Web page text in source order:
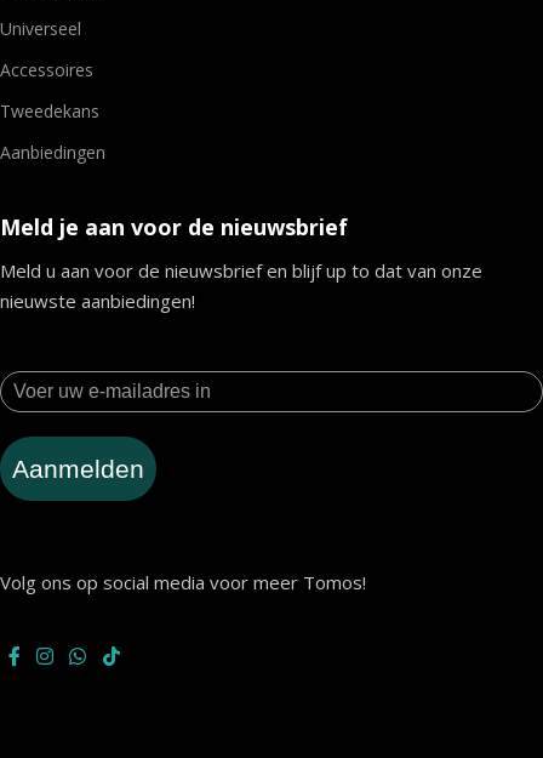
Universeel
Accessoires
Tweedekans
Aanbiedingen
Meld je aan voor de nieuwsbrief
Meld u aan voor de nieuwsbrief en blijf up to dat van onze
nieuwste aanbiedingen!
Aanmelden
Volg ons op social media voor meer Tomos!